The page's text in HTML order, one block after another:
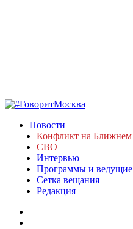
Новости
Конфликт на Ближнем
СВО
Интервью
Программы и ведущие
Сетка вещания
Редакция